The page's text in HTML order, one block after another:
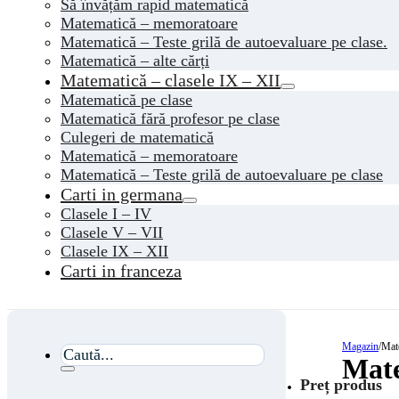
Să învățăm rapid matematică
Matematică – memoratoare
Matematică – Teste grilă de autoevaluare pe clase.
Matematică – alte cărți
Matematică – clasele IX – XII
Matematică pe clase
Matematică fără profesor pe clase
Culegeri de matematică
Matematică – memoratoare
Matematică – Teste grilă de autoevaluare pe clase
Carti in germana
Clasele I – IV
Clasele V – VII
Clasele IX – XII
Carti in franceza
Magazin/
Caută...
Preț produs